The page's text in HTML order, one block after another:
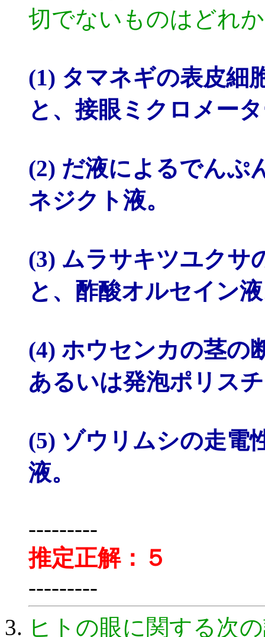
切でないものはどれ
(1) タマネギの表皮細
と、接眼ミクロメー
(2) だ液によるでんぷ
ネジクト液。
(3) ムラサキツユクサ
と、酢酸オルセイン
(4) ホウセンカの茎の
あるいは発泡ポリス
(5) ゾウリムシの走電
液。
---------
推定正解：５
---------
ヒトの眼に関する次